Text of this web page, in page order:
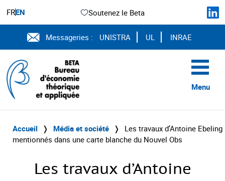
FREN Soutenez le Beta
Messageries : UNISTRA UL INRAE
Menu
Accueil ❭ Média et société ❭
Les travaux d’Antoine Ebeling
mentionnés dans une carte blanche du Nouvel Obs
Les travaux d’Antoine